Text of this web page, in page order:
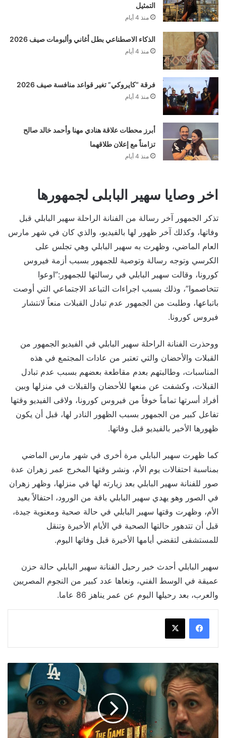
التمثيل
منذ 4 أيام
الذكاء الاصطناعي بطل أغاني وألبومات صيف 2026
منذ 4 أيام
فرقة “كايروكي” تغير قواعد منافسة صيف 2026
منذ 4 أيام
أبرز محطات علاقة هنادي مهنا وأحمد خالد صالح
تزامناً مع إعلان طلاقهما
منذ 4 أيام
اخر وصايا سهير البابلى لجمهورها
تذكر الجمهور آخر رسالة من الفنانة الراحلة سهير البابلي قبل
وفاتها، وكذلك آخر ظهور لها بالفيديو، والذي كان في شهر مارس
العام الماضي، وظهرت به سهير البابلي وهي تجلس على
الكرسي وتوجه رسالة وتوصية للجمهور بسبب أزمة فيروس
كورونا، وقالت سهير البابلي في رسالتها للجمهور:”اوعوا
تتخاصموا”، وذلك بسبب اجراءات التباعد الاجتماعي التي أوصت
باتباعها، وطلبت من الجمهور عدم تبادل القبلات منعاً لانتشار
فيروس كورونا.
ووحذرت الفنانة الراحلة سهير البابلي في الفيديو الجمهور من
القبلات والأحضان والتي تعتبر من عادات المجتمع في هذه
المناسبات، وطالبتهم بعدم مقاطعة بعضهم بسبب عدم تبادل
القبلات، وكشفت عن منعها للأحضان والقبلات في منزلها وبين
أفراد أسرتها تماماً خوفاً من فيروس كورونا، ولاقى الفيديو وقتها
تفاعل كبير من الجمهور بسبب الظهور النادر لها، قبل أن يكون
ظهورها الأخير بالفيديو قبل وفاتها.
كما ظهرت سهير البابلي مرة أخرى في شهر مارس الماضي
بمناسبة احتفالات يوم الأم، ونشر وقتها المخرج عمر زهران عدة
صور للفنانة سهير البابلي بعد زيارته لها في منزلها، وظهر زهران
في الصور وهو يهدي سهير البابلي باقة من الورود، احتفالاً بعيد
الأم، وظهرت وقتها سهير البابلي في حالة صحية ومعنوية جيدة،
قبل أن تتدهور حالتها الصحية في الأيام الأخيرة وتنقل
للمستشفى لتقضي أيامها الأخيرة قبل وفاتها اليوم.
سهير البابلي أحدث خبر رحيل الفنانة سهير البابلي حالة حزن
عميقة في الوسط الفني، ونعاها عدد كبير من النجوم المصريين
والعرب، بعد رحيلها اليوم عن عمر يناهز 86 عاما.
عرض
مسلسل
"اللعبة
بجد
وجد"
على
شبكة